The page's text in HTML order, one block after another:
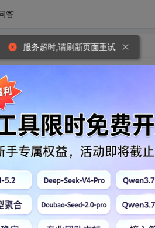
答
的什么窗口覆盖在我的窗口1之上
最小化了。。
态 举报
服务超时,请刷新页面重试